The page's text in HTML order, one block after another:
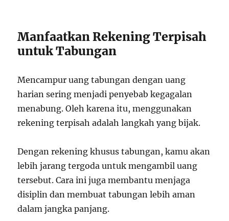
Manfaatkan Rekening Terpisah
untuk Tabungan
Mencampur uang tabungan dengan uang
harian sering menjadi penyebab kegagalan
menabung. Oleh karena itu, menggunakan
rekening terpisah adalah langkah yang bijak.
Dengan rekening khusus tabungan, kamu akan
lebih jarang tergoda untuk mengambil uang
tersebut. Cara ini juga membantu menjaga
disiplin dan membuat tabungan lebih aman
dalam jangka panjang.